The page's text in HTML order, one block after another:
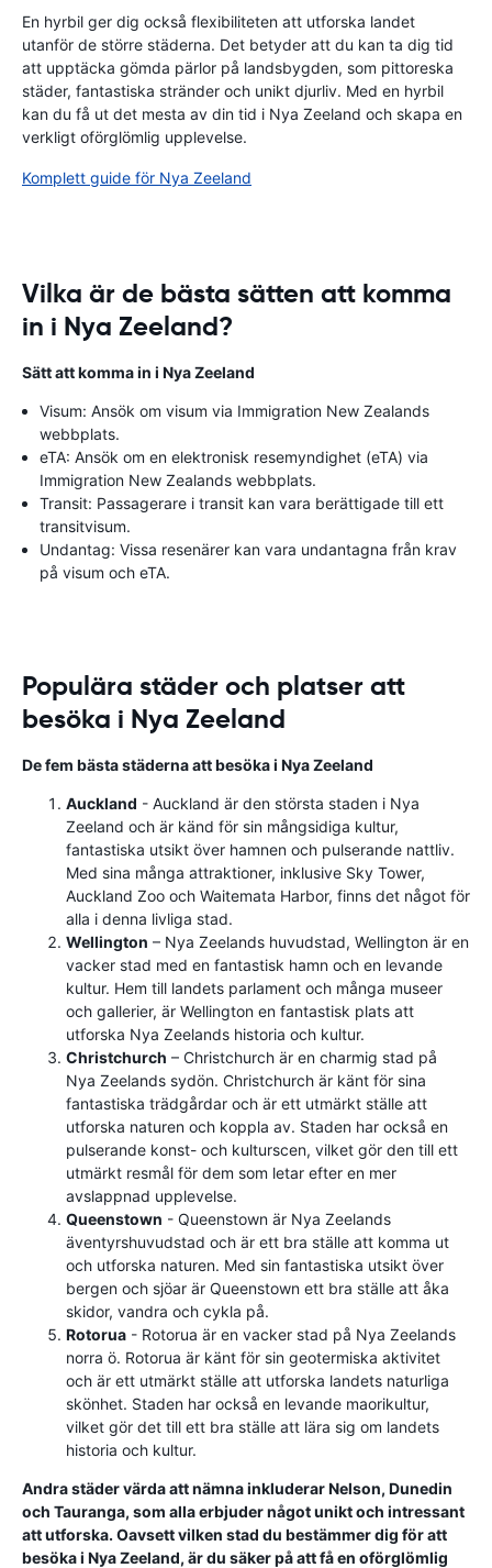
En hyrbil ger dig också flexibiliteten att utforska landet
utanför de större städerna. Det betyder att du kan ta dig tid
att upptäcka gömda pärlor på landsbygden, som pittoreska
städer, fantastiska stränder och unikt djurliv. Med en hyrbil
kan du få ut det mesta av din tid i Nya Zeeland och skapa en
verkligt oförglömlig upplevelse.
Komplett guide för Nya Zeeland
Vilka är de bästa sätten att komma
in i Nya Zeeland?
Sätt att komma in i Nya Zeeland
Visum: Ansök om visum via Immigration New Zealands
webbplats.
eTA: Ansök om en elektronisk resemyndighet (eTA) via
Immigration New Zealands webbplats.
Transit: Passagerare i transit kan vara berättigade till ett
transitvisum.
Undantag: Vissa resenärer kan vara undantagna från krav
på visum och eTA.
Populära städer och platser att
besöka i Nya Zeeland
De fem bästa städerna att besöka i Nya Zeeland
Auckland - Auckland är den största staden i Nya
Zeeland och är känd för sin mångsidiga kultur,
fantastiska utsikt över hamnen och pulserande nattliv.
Med sina många attraktioner, inklusive Sky Tower,
Auckland Zoo och Waitemata Harbor, finns det något för
alla i denna livliga stad.
Wellington – Nya Zeelands huvudstad, Wellington är en
vacker stad med en fantastisk hamn och en levande
kultur. Hem till landets parlament och många museer
och gallerier, är Wellington en fantastisk plats att
utforska Nya Zeelands historia och kultur.
Christchurch – Christchurch är en charmig stad på
Nya Zeelands sydön. Christchurch är känt för sina
fantastiska trädgårdar och är ett utmärkt ställe att
utforska naturen och koppla av. Staden har också en
pulserande konst- och kulturscen, vilket gör den till ett
utmärkt resmål för dem som letar efter en mer
avslappnad upplevelse.
Queenstown - Queenstown är Nya Zeelands
äventyrshuvudstad och är ett bra ställe att komma ut
och utforska naturen. Med sin fantastiska utsikt över
bergen och sjöar är Queenstown ett bra ställe att åka
skidor, vandra och cykla på.
Rotorua - Rotorua är en vacker stad på Nya Zeelands
norra ö. Rotorua är känt för sin geotermiska aktivitet
och är ett utmärkt ställe att utforska landets naturliga
skönhet. Staden har också en levande maorikultur,
vilket gör det till ett bra ställe att lära sig om landets
historia och kultur.
Andra städer värda att nämna inkluderar Nelson, Dunedin
och Tauranga, som alla erbjuder något unikt och intressant
att utforska. Oavsett vilken stad du bestämmer dig för att
besöka i Nya Zeeland, är du säker på att få en oförglömlig